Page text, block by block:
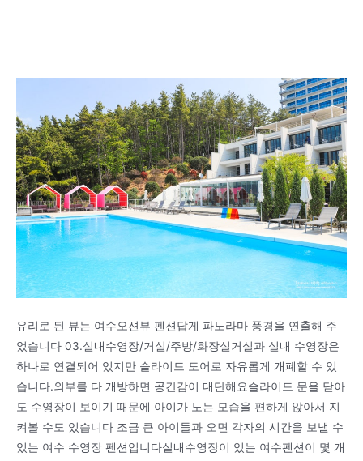
유리로 된 뷰는 여수오션뷰 펜션답게 파노라마 풍경을 연출해 주
었습니다 03.실내수영장/거실/주방/화장실거실과 실내 수영장은
하나로 연결되어 있지만 슬라이드 도어로 자유롭게 개폐할 수 있
습니다.외부를 다 개방하면 공간감이 대단해요슬라이드 문을 닫아
도 수영장이 보이기 때문에 아이가 노는 모습을 편하게 앉아서 지
켜볼 수도 있습니다 조금 큰 아이들과 오면 각자의 시간을 보낼 수
있는 여수 수영장 펜션입니다실내수영장이 있는 여수펜션이 몇 개